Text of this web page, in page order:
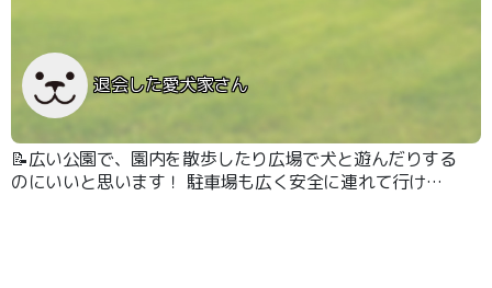
退会した愛犬家さん
📝広い公園で、園内を散歩したり広場で犬と遊んだりする
のにいいと思います！ 駐車場も広く安全に連れて行ける